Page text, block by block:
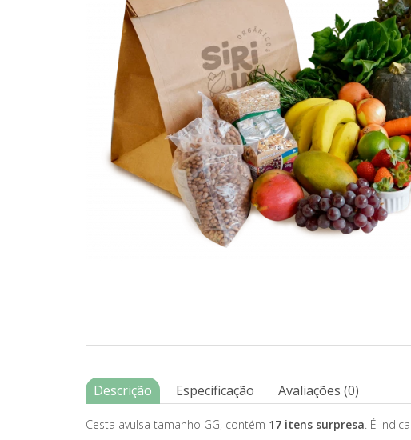
Descrição Especificação Avaliações (0)
Cesta avulsa tamanho GG, contém 17 itens surpresa. É